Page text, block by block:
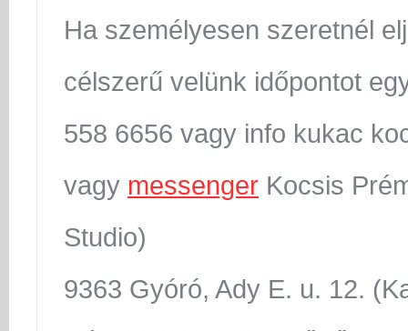
Ha személyesen szeretnél
célszerű velünk időpontot
558 6656 vagy info kukac
vagy messenger Kocsis
Studio)
9363 Gyóró, Ady E. u. 12.